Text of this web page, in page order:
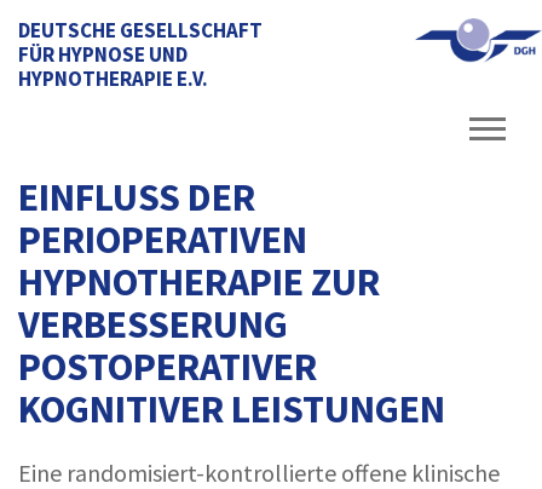
DEUTSCHE GESELLSCHAFT
FÜR HYPNOSE UND
HYPNOTHERAPIE E.V.
EINFLUSS DER
PERIOPERATIVEN
HYPNOTHERAPIE ZUR
VERBESSERUNG
POSTOPERATIVER
KOGNITIVER LEISTUNGEN
Eine randomisiert-kontrollierte offene klinische